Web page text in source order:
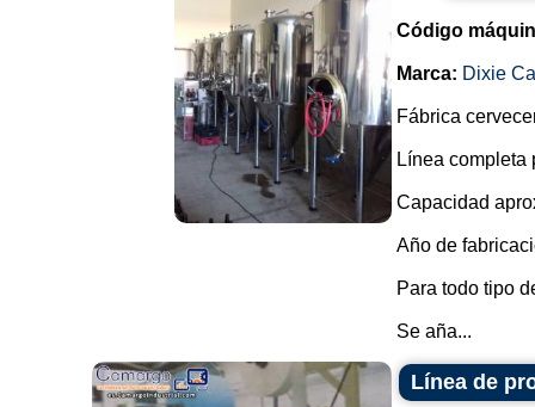
Código
Marca: Dixie
Fábrica
Línea completa
Capacidad
Año de
Para todo tipo
Se aña...
Línea de